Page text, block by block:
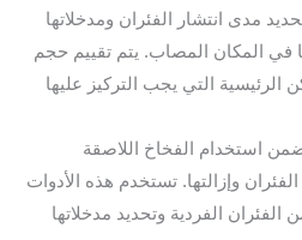
مدى انتشار الفئران ومدخلاتها
في المكان المصاب. يتم تقييم حجم
الرئيسية التي يجب التركيز عليها
استخدام الفخاخ اللاصقة
وإزالتها. تستخدم هذه الأدوات
الفردية وتحديد مدخلاتها